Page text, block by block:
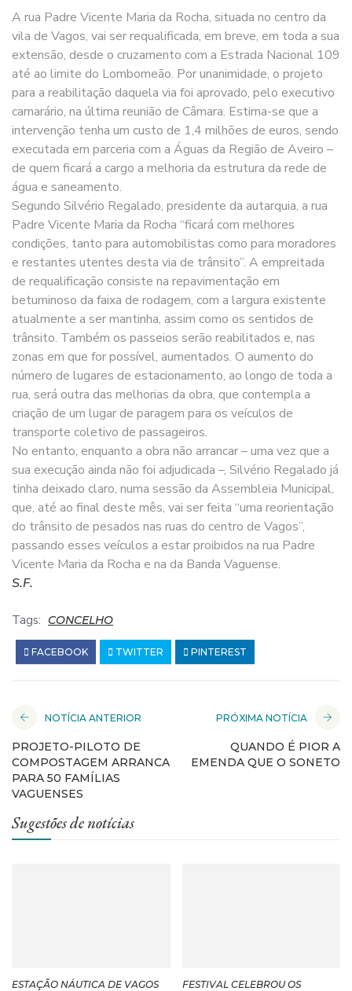
A rua Padre Vicente Maria da Rocha, situada no centro da
vila de Vagos, vai ser requalificada, em breve, em toda a sua
extensão, desde o cruzamento com a Estrada Nacional 109
até ao limite do Lombomeão. Por unanimidade, o projeto
para a reabilitação daquela via foi aprovado, pelo executivo
camarário, na última reunião de Câmara. Estima-se que a
intervenção tenha um custo de 1,4 milhões de euros, sendo
executada em parceria com a Águas da Região de Aveiro –
de quem ficará a cargo a melhoria da estrutura da rede de
água e saneamento.
Segundo Silvério Regalado, presidente da autarquia, a rua
Padre Vicente Maria da Rocha “ficará com melhores
condições, tanto para automobilistas como para moradores
e restantes utentes desta via de trânsito”. A empreitada
de requalificação consiste na repavimentação em
betuminoso da faixa de rodagem, com a largura existente
atualmente a ser mantinha, assim como os sentidos de
trânsito. Também os passeios serão reabilitados e, nas
zonas em que for possível, aumentados. O aumento do
número de lugares de estacionamento, ao longo de toda a
rua, será outra das melhorias da obra, que contempla a
criação de um lugar de paragem para os veículos de
transporte coletivo de passageiros.
No entanto, enquanto a obra não arrancar – uma vez que a
sua execução ainda não foi adjudicada –, Silvério Regalado já
tinha deixado claro, numa sessão da Assembleia Municipal,
que, até ao final deste mês, vai ser feita “uma reorientação
do trânsito de pesados nas ruas do centro de Vagos”,
passando esses veículos a estar proibidos na rua Padre
Vicente Maria da Rocha e na da Banda Vaguense.
S.F.
Tags: CONCELHO
FACEBOOK TWITTER PINTEREST
NOTÍCIA ANTERIOR
PROJETO-PILOTO DE
COMPOSTAGEM ARRANCA
PARA 50 FAMÍLIAS
VAGUENSES
PRÓXIMA NOTÍCIA
QUANDO É PIOR A
EMENDA QUE O SONETO
Sugestões de notícias
ESTAÇÃO NÁUTICA DE VAGOS
FESTIVAL CELEBROU OS